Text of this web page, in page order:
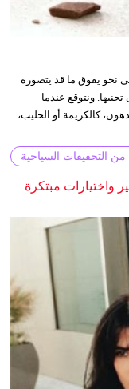
نحو يفوق ما قد يتصوره
ونتوقع عندما
كالكريمة أو الحليب،
من التحقيقات السياحية
مبتكرة